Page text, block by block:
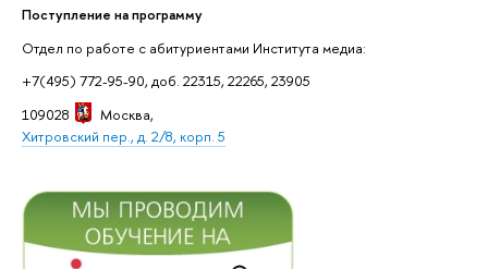
Поступление на программу
Отдел по работе с абитуриентами Института медиа:
+7(495) 772-95-90, доб. 22315, 22265, 23905
109028
Москва,
Хитровский пер., д. 2/8, корп. 5